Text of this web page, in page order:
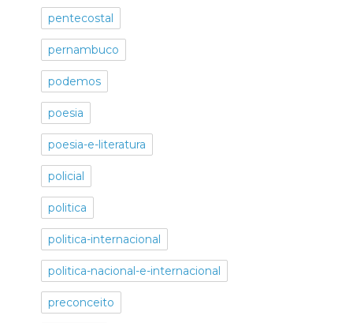
pentecostal
pernambuco
podemos
poesia
poesia-e-literatura
policial
politica
politica-internacional
politica-nacional-e-internacional
preconceito